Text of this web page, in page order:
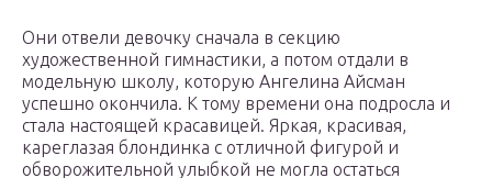
Они отвели девочку сначала в секцию
художественной гимнастики, а потом отдали в
модельную школу, которую Ангелина Айсман
успешно окончила. К тому времени она подросла и
стала настоящей красавицей. Яркая, красивая,
кареглазая блондинка с отличной фигурой и
обворожительной улыбкой не могла остаться